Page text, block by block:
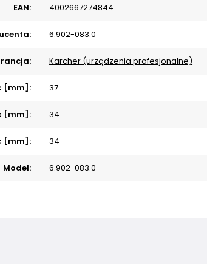
EAN: 4002667274844
6.902-083.0
Karcher (urządzenia profesjonalne)
[mm]: 37
[mm]: 34
[mm]: 34
Model: 6.902-083.0